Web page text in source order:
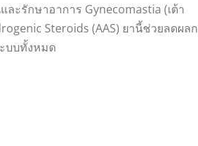
ละรักษาอาการ Gynecomastia (เต้า
Steroids (AAS) ยานี้ช่วยลดผลก
บบทั้งหมด